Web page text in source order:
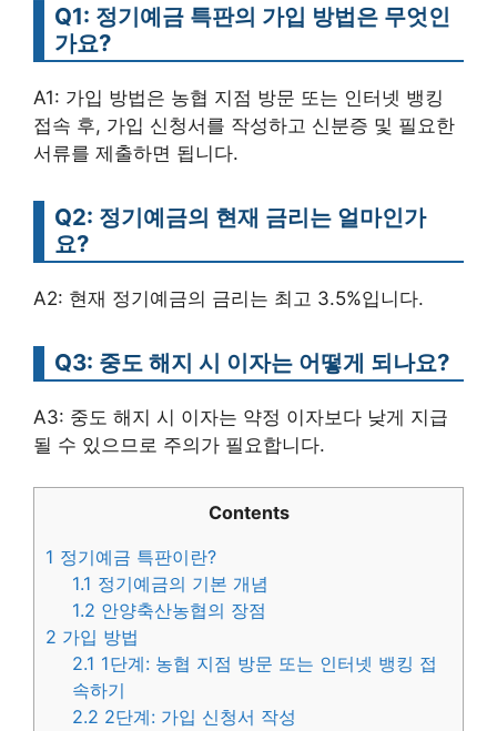
Q1: 정기예금 특판의 가입 방법은 무엇인
가요?
A1: 가입 방법은 농협 지점 방문 또는 인터넷 뱅킹
접속 후, 가입 신청서를 작성하고 신분증 및 필요한
서류를 제출하면 됩니다.
Q2: 정기예금의 현재 금리는 얼마인가
요?
A2: 현재 정기예금의 금리는 최고 3.5%입니다.
Q3: 중도 해지 시 이자는 어떻게 되나요?
A3: 중도 해지 시 이자는 약정 이자보다 낮게 지급
될 수 있으므로 주의가 필요합니다.
Contents
1 정기예금 특판이란?
1.1 정기예금의 기본 개념
1.2 안양축산농협의 장점
2 가입 방법
2.1 1단계: 농협 지점 방문 또는 인터넷 뱅킹 접
속하기
2.2 2단계: 가입 신청서 작성